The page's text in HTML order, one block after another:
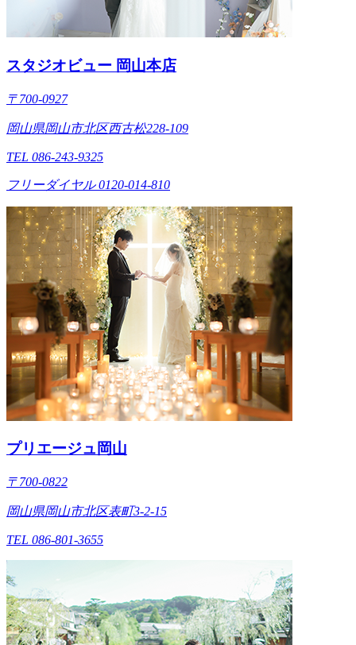
スタジオビュー 岡山本店
〒700-0927
岡山県岡山市北区西古松228-109
TEL 086-243-9325
フリーダイヤル 0120-014-810
プリエージュ岡山
〒700-0822
岡山県岡山市北区表町3-2-15
TEL 086-801-3655